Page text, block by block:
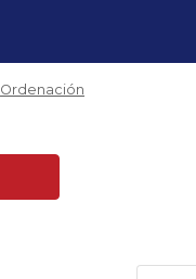
Ordenación